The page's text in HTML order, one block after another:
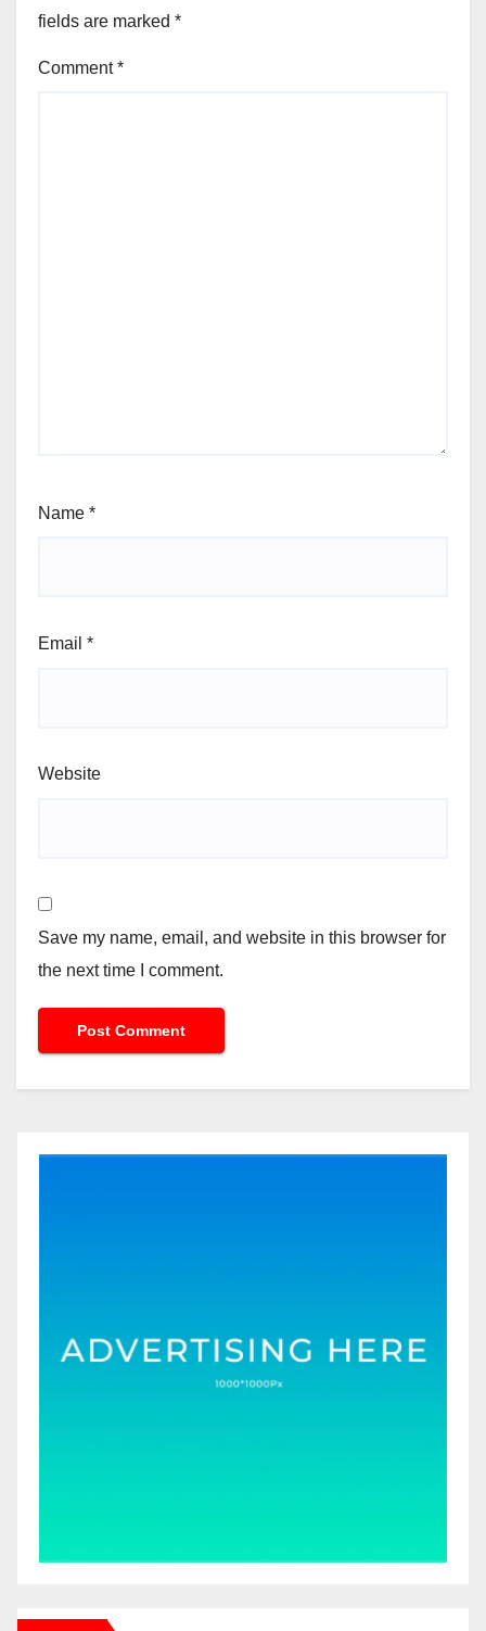
fields are marked *
Comment*
Name *
Email *
Website
Save my name, email, and website in this browser for
the next time I comment.